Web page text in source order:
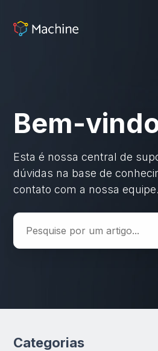
Machine |
Pesquisa
Bem-
Esta é nossa central de
dúvidas na base de
contato com a nossa equipe.
Categorias
Categorias